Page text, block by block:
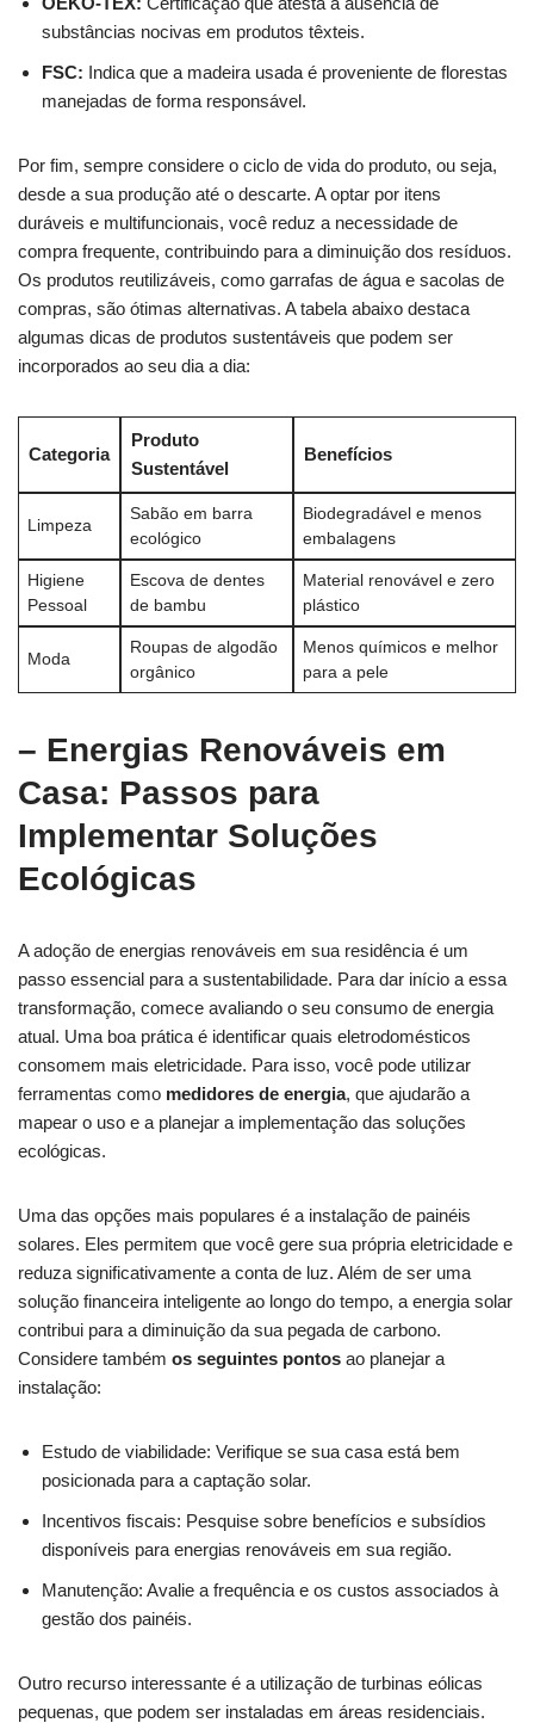
⁢substâncias nocivas em‍ produtos têxteis.
FSC: Indica que a madeira‌ usada⁤ é proveniente de⁢ florestas
manejadas de‍ forma responsável.
Por⁣ fim, sempre considere o ciclo de vida do produto, ou⁢ seja,
‍desde a sua​ produção ‌até o descarte. A ​optar⁤ por⁢ itens
duráveis​ e​ multifuncionais, você ⁢reduz a ⁤necessidade ​de
compra ⁤frequente, contribuindo para ‌a​ diminuição dos resíduos.
Os produtos reutilizáveis, ‍como​ garrafas de água e sacolas ​de
compras, ⁤são ótimas alternativas. A tabela ⁢abaixo​ destaca
algumas dicas de produtos ​sustentáveis que podem ser
incorporados ao ⁤seu ‌dia​ a dia:
Categoria
Produto
Sustentável
Benefícios
Limpeza
Sabão ‍em ⁤barra
ecológico
Biodegradável e menos
embalagens
Higiene
Pessoal
Escova de dentes
de bambu
Material ‍renovável e zero
plástico
Moda
Roupas de algodão
orgânico
Menos químicos e melhor
para a pele
– Energias Renováveis em
Casa: Passos ‍para
Implementar Soluções
Ecológicas
A​ adoção de ​energias renováveis em sua residência é um
passo‍ essencial para ⁣a sustentabilidade. Para dar início a essa‌
transformação, comece avaliando ⁤o ⁢seu consumo de energia
atual. ⁣Uma boa ⁢prática é identificar ​quais eletrodomésticos⁤
consomem ‍mais eletricidade. Para⁤ isso, você ‍pode utilizar
ferramentas ​como medidores de energia, que ajudarão a
mapear o⁣ uso‌ e a ‍planejar​ a​ implementação das soluções
‌ecológicas.
Uma das opções ⁢mais populares é‍ a‍ instalação⁤ de painéis​
solares. Eles permitem que você gere sua própria eletricidade e
reduza⁤ significativamente a ‍conta de luz. Além ⁣de⁣ ser​ uma
solução‌ financeira inteligente ao longo do tempo, a ‌energia solar
contribui para a ​diminuição da sua pegada de ‍carbono.
Considere⁤ também​ os ⁣seguintes pontos ao ‌planejar a‍
instalação:
Estudo de viabilidade: Verifique se‌ sua casa está bem
‍posicionada para a ‌captação solar.
Incentivos fiscais: ⁣Pesquise sobre benefícios e subsídios
disponíveis para ‍energias renováveis em sua ​região.
Manutenção: Avalie ‌a frequência e​ os⁤ custos ‌associados à
⁤gestão ⁤dos ⁢painéis.
Outro recurso interessante ​é a utilização de turbinas‌ eólicas⁣
pequenas, que podem⁢ ser instaladas ‌em áreas residenciais.